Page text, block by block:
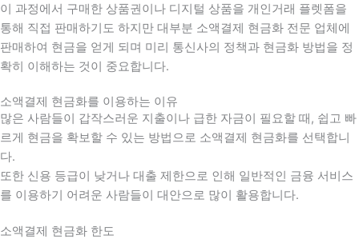
이 과정에서 구매한 상품권이나 디지털 상품을 개인거래 플렛폼을
통해 직접 판매하기도 하지만 대부분 소액결제 현금화 전문 업체에
판매하여 현금을 얻게 되며 미리 통신사의 정책과 현금화 방법을 정
확히 이해하는 것이 중요합니다.
소액결제 현금화를 이용하는 이유
많은 사람들이 갑작스러운 지출이나 급한 자금이 필요할 때 , 쉽고 빠
르게 현금을 확보할 수 있는 방법으로 소액결제 현금화를 선택합니
다.
또한 신용 등급이 낮거나 대출 제한으로 인해 일반적인 금융 서비스
를 이용하기 어려운 사람들이 대안으로 많이 활용합니다.
소액결제 현금화 한도